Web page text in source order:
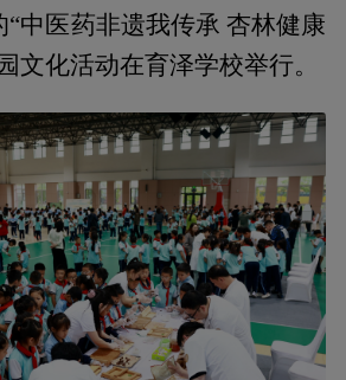
中医药非遗我传承 杏林健康
文化活动在育泽学校举行。